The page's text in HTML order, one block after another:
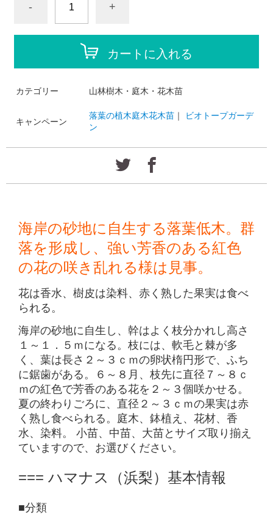
- +
カートに入れる
カテゴリー 山林樹木・庭木・花木苗
キャンペーン
落葉の植木庭木花木苗 ｜
ビオトープガーデ
ン
海岸の砂地に自生する落葉低木。群
落を形成し、強い芳香のある紅色
の花の咲き乱れる様は見事。
花は香水、樹皮は染料、赤く熟した果実は食べ
られる。
海岸の砂地に自生し、幹はよく枝分かれし高さ
１～１．５ｍになる。枝には、軟毛と棘が多
く、葉は長さ２～３ｃｍの卵状楕円形で、ふち
に鋸歯がある。６～８月、枝先に直径７～８ｃ
ｍの紅色で芳香のある花を２～３個咲かせる。
夏の終わりごろに、直径２～３ｃｍの果実は赤
く熟し食べられる。庭木、鉢植え、花材、香
水、染料。 小苗、中苗、大苗とサイズ取り揃え
ていますので、お選びください。
=== ハマナス（浜梨）基本情報
■分類